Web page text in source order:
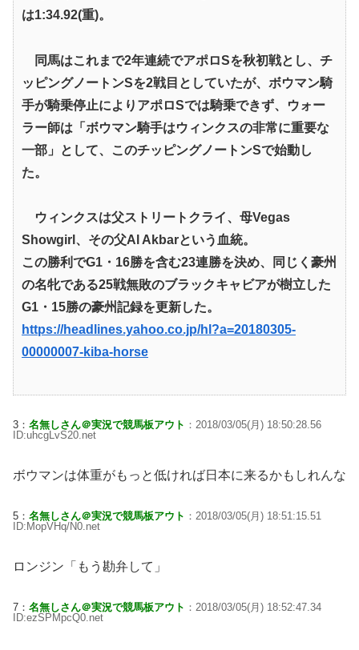
は1:34.92(重)。
同馬はこれまで2年連続でアポロSを秋初戦とし、チ
ッピングノートンSを2戦目としていたが、ボウマン騎
手が騎乗停止によりアポロSでは騎乗できず、ウォー
ラー師は「ボウマン騎手はウィンクスの非常に重要な
一部」として、このチッピングノートンSで始動し
た。
ウィンクスは父ストリートクライ、母Vegas
Showgirl、その父Al Akbarという血統。
この勝利でG1・16勝を含む23連勝を決め、同じく豪州
の名牝である25戦無敗のブラックキャビアが樹立した
G1・15勝の豪州記録を更新した。
https://headlines.yahoo.co.jp/hl?a=20180305-
00000007-kiba-horse
3： 名無しさん＠実況で競馬板アウト ：2018/03/05(月) 18:50:28.56
ID:uhcgLvS20.net
ボウマンは体重がもっと低ければ日本に来るかもしれんな
5： 名無しさん＠実況で競馬板アウト ：2018/03/05(月) 18:51:15.51
ID:MopVHq/N0.net
ロンジン「もう勘弁して」
7： 名無しさん＠実況で競馬板アウト ：2018/03/05(月) 18:52:47.34
ID:ezSPMpcQ0.net